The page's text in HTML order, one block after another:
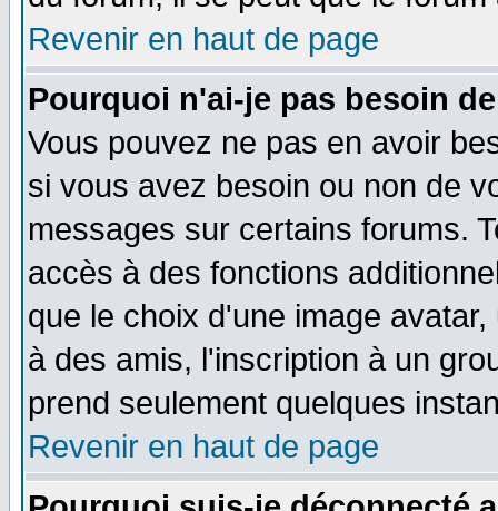
Revenir en haut de page
Pourquoi n'ai-je pas besoin
Vous pouvez ne pas en avoir
si vous avez besoin ou non de
messages sur certains forums.
accès à des fonctions
que le choix d'une image
à des amis, l'inscription à un
prend seulement quelques
Revenir en haut de page